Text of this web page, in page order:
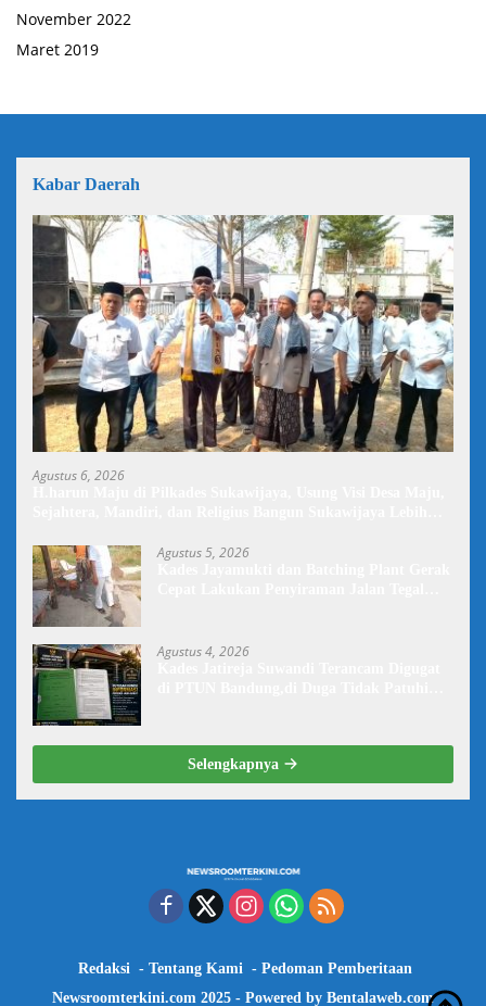
November 2022
Maret 2019
Kabar Daerah
Agustus 6, 2026
Agustus 5, 2026
Agustus 4, 2026
Selengkapnya
Redaksi Tentang Kami
Pedoman Pemberitaan
Newsroomterkini.com 2025 - Powered by Bentalaweb.com